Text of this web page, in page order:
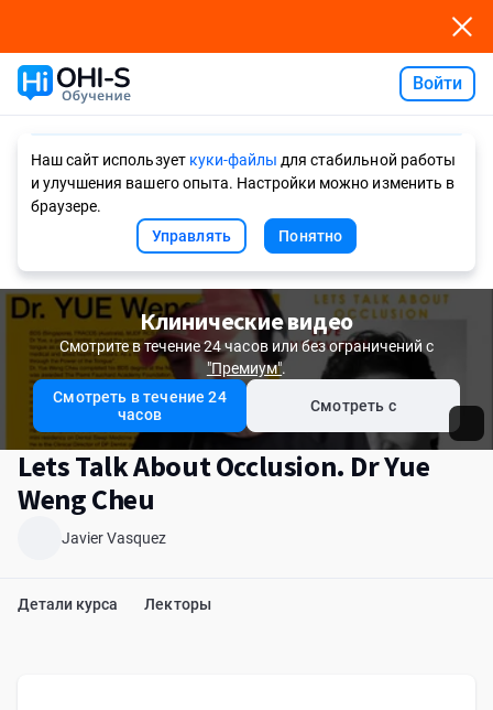
Войти
Наш сайт использует куки-файлы для стабильной работы
и улучшения вашего опыта. Настройки можно изменить в
браузере.
Управлять
Понятно
Клинические видео
Смотрите в течение 24 часов или без ограничений с
"Премиум".
Смотреть в течение 24
часов
Смотреть с
Lets Talk About Occlusion. Dr Yue
Weng Cheu
Javier Vasquez
Детали курса Лекторы